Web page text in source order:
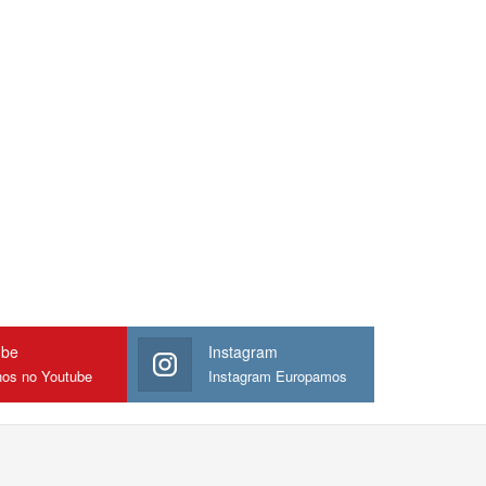
no Youtube
Instagram
Instagram Europamos